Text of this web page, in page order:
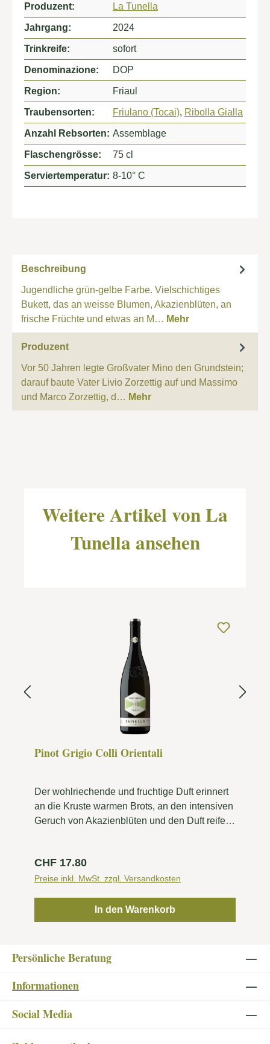
Produzent: La Tunella
Jahrgang: 2024
Trinkreife: sofort
Denominazione: DOP
Region: Friaul
Traubensorten: Friulano (Tocai), Ribolla Gialla
Anzahl Rebsorten: Assemblage
Flaschengrösse: 75 cl
Serviertemperatur: 8-10° C
Beschreibung
Jugendliche grün-gelbe Farbe. Vielschichtiges
Bukett, das an weisse Blumen, Akazienblüten, an
frische Früchte und etwas an M… Mehr
Produzent
Vor 50 Jahren legte Großvater Mino den Grundstein;
darauf baute Vater Livio Zorzettig auf und Massimo
und Marco Zorzettig, d… Mehr
Weitere Artikel von La
Tunella ansehen
Pinot Grigio Colli Orientali
Der wohlriechende und fruchtige Duft erinnert
an die Kruste warmen Brots, an den intensiven
Geruch von Akazienblüten und den Duft reifer
präsentiert sich elegant und körperreich mit
einer äußerst delikaten Hefenote und einem
Regulärer Preis:
CHF 17.80
Preise inkl. MwSt. zzgl. Versandkosten
In den Warenkorb
Persönliche Beratung
Informationen
Social Media